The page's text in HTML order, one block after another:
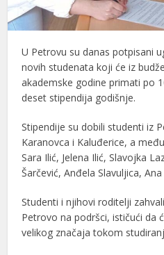
U Petrovu su danas potpisani
novih studenata koji će iz
akademske godine primati po
deset stipendija godišnje.
Stipendije su dobili studenti iz
Karanovca i Kaluđerice, a
Sara Ilić, Jelena Ilić, Slavojka
Šarčević, Anđela Slavuljica,
Studenti i njihovi roditelji
Petrovo na podršci, ističući da
velikog značaja tokom